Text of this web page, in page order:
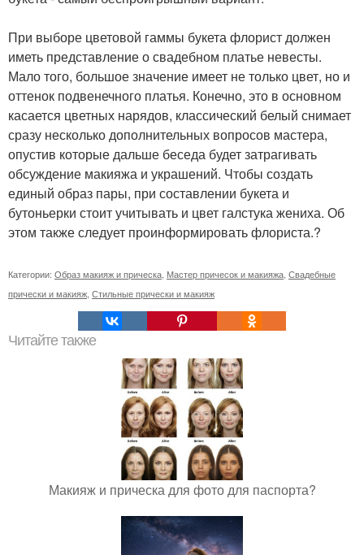
При выборе цветовой гаммы букета флорист должен
иметь представление о свадебном платье невесты.
Мало того, большое значение имеет не только цвет, но и
оттенок подвенечного платья. Конечно, это в основном
касается цветных нарядов, классический белый снимает
сразу несколько дополнительных вопросов мастера,
опустив которые дальше беседа будет затрагивать
обсуждение макияжа и украшений. Чтобы создать
единый образ пары, при составлении букета и
бутоньерки стоит учитывать и цвет галстука жениха. Об
этом также следует проинформировать флориста.?
Категории: Образ макияж и прическа Мастер причесок и макияжа Свадебные
прически и макияж Стильные прически и макияж
Читайте также
Макияж и прическа для фото для паспорта?